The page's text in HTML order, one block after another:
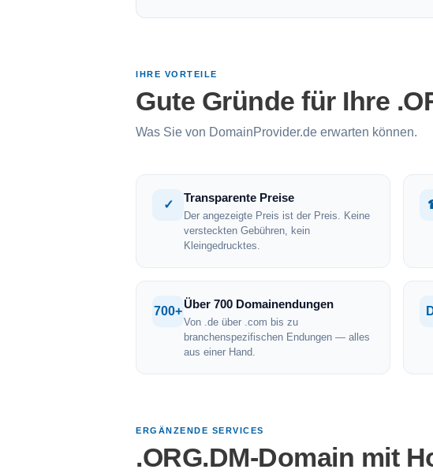
IHRE VORTEILE
Gute Gründe für Ihre
Was Sie von DomainProvider.de erwarten können.
✓
Transparente Preise
Der angezeigte Preis ist der Preis. Keine
versteckten Gebühren, kein
Kleingedrucktes.
700+
Über 700 Domainendungen
Von .de über .com bis zu
branchenspezifischen Endungen — alles
aus einer Hand.
ERGÄNZENDE SERVICES
.ORG.DM-Domain mit